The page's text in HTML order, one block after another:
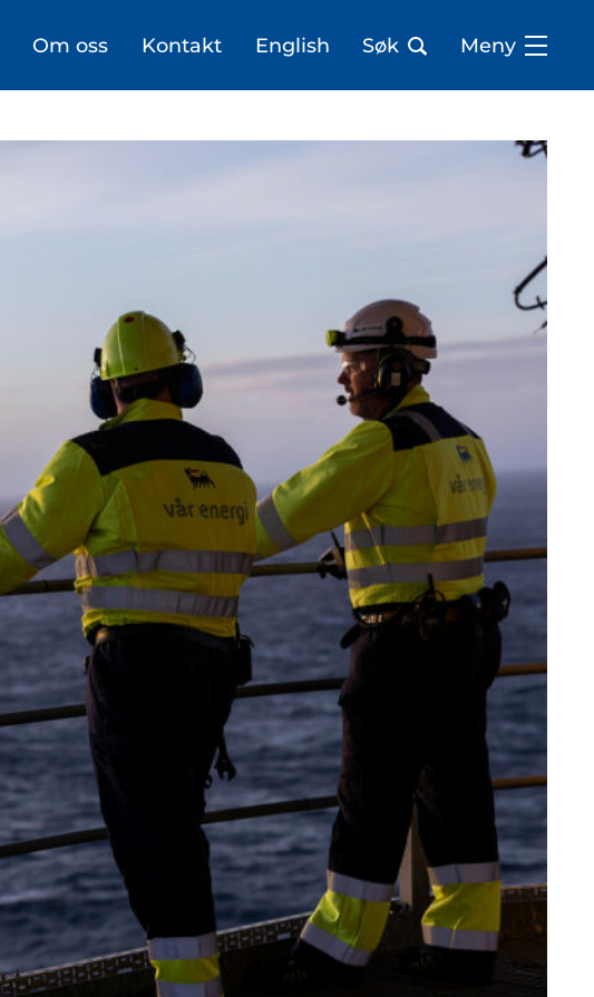
Om oss Kontakt English Søk Meny